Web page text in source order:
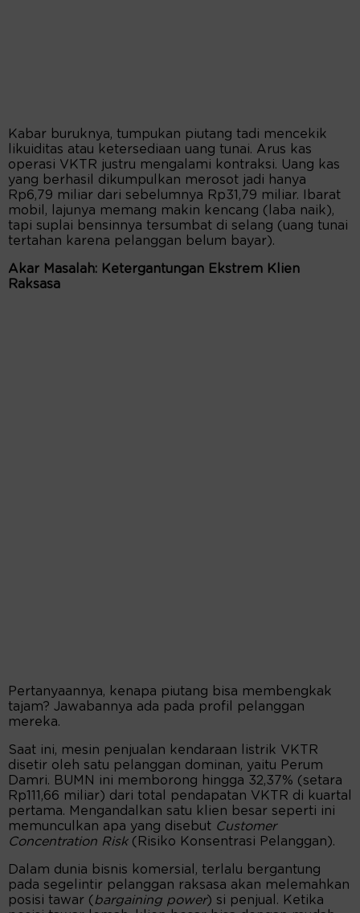
Kabar buruknya, tumpukan piutang tadi mencekik
likuiditas atau ketersediaan uang tunai. Arus kas
operasi VKTR justru mengalami kontraksi. Uang kas
yang berhasil dikumpulkan merosot jadi hanya
Rp6,79 miliar dari sebelumnya Rp31,79 miliar. Ibarat
mobil, lajunya memang makin kencang (laba naik),
tapi suplai bensinnya tersumbat di selang (uang tunai
tertahan karena pelanggan belum bayar).
Akar Masalah: Ketergantungan Ekstrem Klien
Raksasa
Pertanyaannya, kenapa piutang bisa membengkak
tajam? Jawabannya ada pada profil pelanggan
mereka.
Saat ini, mesin penjualan kendaraan listrik VKTR
disetir oleh satu pelanggan dominan, yaitu Perum
Damri. BUMN ini memborong hingga 32,37% (setara
Rp111,66 miliar) dari total pendapatan VKTR di kuartal
pertama. Mengandalkan satu klien besar seperti ini
memunculkan apa yang disebut Customer
Concentration Risk(Risiko Konsentrasi Pelanggan).
Dalam dunia bisnis komersial, terlalu bergantung
pada segelintir pelanggan raksasa akan melemahkan
posisi tawar ( bargaining power) si penjual. Ketika